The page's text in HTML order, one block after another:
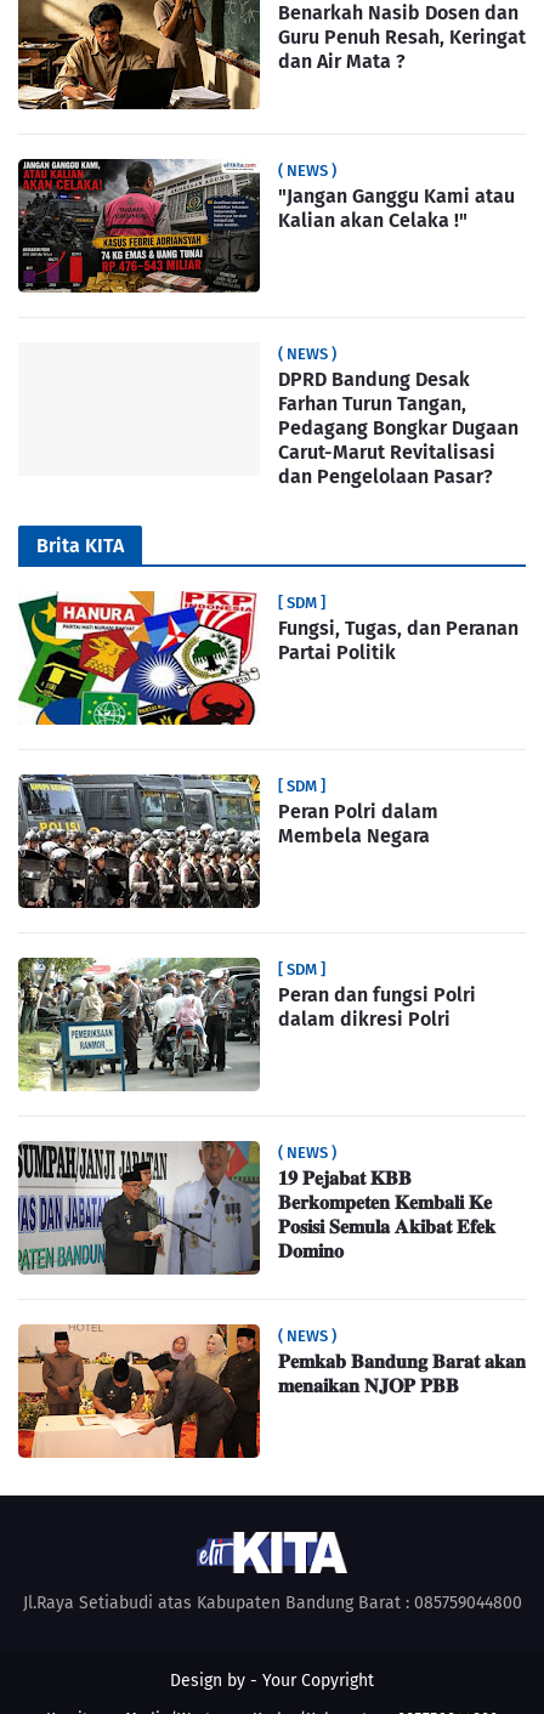
Benarkah Nasib Dosen dan
Guru Penuh Resah, Keringat
dan Air Mata ?
( NEWS )
"Jangan Ganggu Kami atau
Kalian akan Celaka !"
( NEWS )
DPRD Bandung Desak
Farhan Turun Tangan,
Pedagang Bongkar Dugaan
Carut-Marut Revitalisasi
dan Pengelolaan Pasar?
Brita KITA
[ SDM ]
Fungsi, Tugas, dan Peranan
Partai Politik
[ SDM ]
Peran Polri dalam
Membela Negara
[ SDM ]
Peran dan fungsi Polri
dalam dikresi Polri
( NEWS )
𝟏𝟗 𝐏𝐞𝐣𝐚𝐛𝐚𝐭 𝐊𝐁𝐁
𝐁𝐞𝐫𝐤𝐨𝐦𝐩𝐞𝐭𝐞𝐧 𝐊𝐞𝐦𝐛𝐚𝐥𝐢 𝐊𝐞
𝐏𝐨𝐬𝐢𝐬𝐢 𝐒𝐞𝐦𝐮𝐥𝐚 𝐀𝐤𝐢𝐛𝐚𝐭 𝐄𝐟𝐞𝐤
𝐃𝐨𝐦𝐢𝐧𝐨
( NEWS )
𝐏𝐞𝐦𝐤𝐚𝐛 𝐁𝐚𝐧𝐝𝐮𝐧𝐠 𝐁𝐚𝐫𝐚𝐭 𝐚𝐤𝐚𝐧
𝐦𝐞𝐧𝐚𝐢𝐤𝐚𝐧 𝐍𝐉𝐎𝐏 𝐏𝐁𝐁
Jl.Raya Setiabudi atas Kabupaten Bandung Barat : 085759044800
Design by - Your Copyright